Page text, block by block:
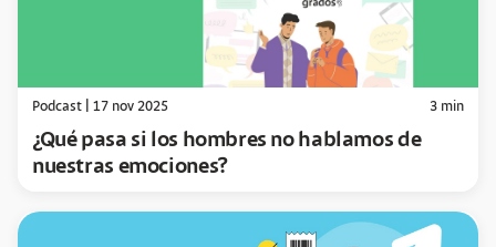
Podcast 17 nov 2025 3 min
¿Qué pasa si los hombres no hablamos de
nuestras emociones?